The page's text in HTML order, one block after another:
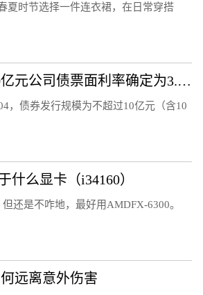
夏时节选择一件连衣裙，在日常穿搭
华发综合发展10亿元公司债票面利率确定为3.37%
，债券发行规模为不超过10亿元（含10
什么显卡（i34160）
还是不咋地，最好用AMDFX-6300。
远离意外伤害